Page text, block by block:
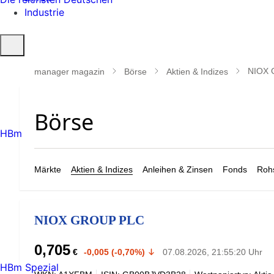
Industrie
öffnen
manager magazin Börse Aktien & Indizes NIOX
Märkte Aktien & Indizes Anleihen & Zinsen Fonds
NIOX GROUP PLC
0,705 € -0,005 (-0,70%) 07.08.2026, 21:55:20 Uhr
HBm
HBm Spezial